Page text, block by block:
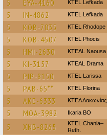
5 EYA-4160 KTEL Lefkada
5 IN-4862 KTEL Lefkada
5 KOB-7035 KTEL Rhodope
5 KOB-4507 ΚΤΕL Phocis
5 HMI-2630 KTEAL Naousa
5 KI-3157 KTEAL Drama
5 PIP-8150 KTEL Larissa
5 PAB-65** KTEL Florina
5 AKE-6333 ΚΤΕΛ Λακωνίας
5 MOA-3982 Ikaria BO
5 XNB-8265
KTEL Chania–
Reth.